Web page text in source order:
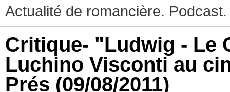
Actualité de romancière. Podcast.
Critique- "Ludwig - Le
Luchino Visconti au
Prés (09/08/2011)